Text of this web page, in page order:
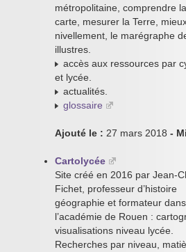
métropolitaine, comprendre
carte, mesurer la Terre,
nivellement, le marégraphe
illustres.
accès aux ressources par
et lycée.
actualités.
glossaire
Ajouté le : 27 mars 2018 -
Cartolycée
Site créé en 2016 par Jean-
Fichet, professeur d’histoire
géographie et formateur dans
l’académie de Rouen :
visualisations niveau lycée.
Recherches par niveau,